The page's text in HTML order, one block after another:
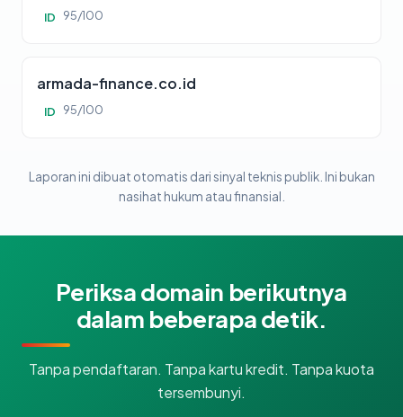
ID 95/100
armada-finance.co.id
ID 95/100
Laporan ini dibuat otomatis dari sinyal teknis publik. Ini bukan
nasihat hukum atau finansial.
Periksa domain berikutnya
dalam beberapa detik.
Tanpa pendaftaran. Tanpa kartu kredit. Tanpa kuota
tersembunyi.